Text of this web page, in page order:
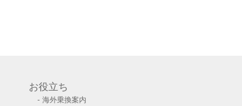
お役立ち
海外乗換案内